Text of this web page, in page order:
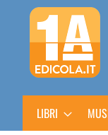
Salta
al
contenuto
LIBRI